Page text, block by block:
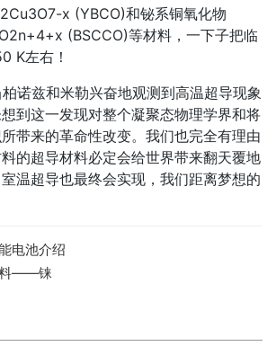
x (YBCO)和铋系铜氧化物
(BSCCO)等材料，一下子把临
K左右！
诺兹和米勒兴奋地观测到高温超导现象
到这一发现对整个凝聚态物理学界和将
带来的革命性改变。我们也完全有理由
的超导材料必定会给世界带来翻天覆地
温超导也最终会实现，我们距离梦想的
电池介绍
料——铼